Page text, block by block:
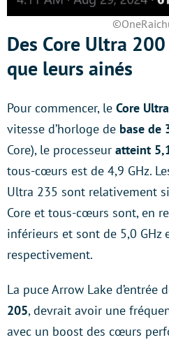
Des Core Ultra
que leurs ainés
Pour commencer, le Core
vitesse d’horloge de base de
Core), le processeur atteint
tous-cœurs est de 4,9 GHz.
Ultra 235 sont relativement
Core et tous-cœurs sont, en
inférieurs et sont de 5,0 GHz
respectivement.
La puce Arrow Lake d’entrée
205, devrait avoir une
avec un boost des cœurs